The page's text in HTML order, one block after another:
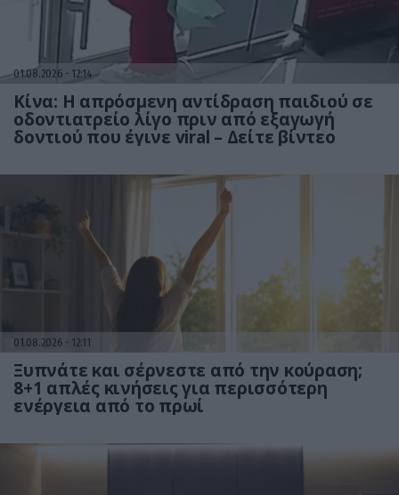
01.08.2026 12:14
Κίνα: Η απρόσμενη αντίδραση παιδιού σε
οδοντιατρείο λίγο πριν από εξαγωγή
δοντιού που έγινε viral – Δείτε βίντεο
01.08.2026 12:11
Ξυπνάτε και σέρνεστε από την κούραση;
8+1 απλές κινήσεις για περισσότερη
ενέργεια από το πρωί